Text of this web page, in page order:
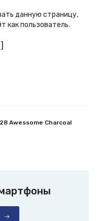
данную страницу,
как пользователь.
]
Awessome Charcoal